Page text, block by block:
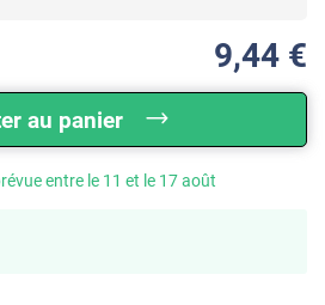
9,44 €
au panier
entre le 11 et le 17 août